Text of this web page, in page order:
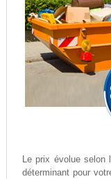
Le prix évolue
déterminant pour